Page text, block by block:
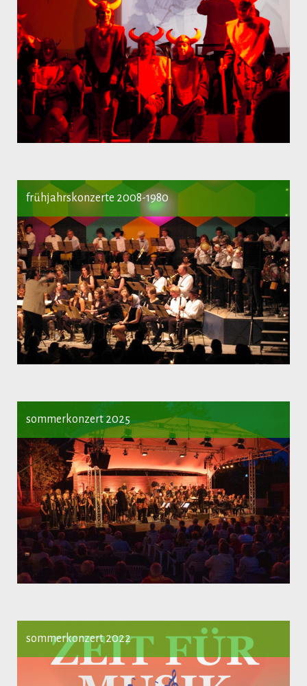
frühjahrskonzerte 2008-1980
sommerkonzert 2025
sommerkonzert 2022